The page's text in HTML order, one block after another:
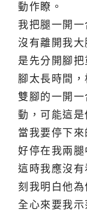
動作瞭。
我把腿一開
沒有離開我
是先分開腳
腳太長時間，
雙腳的一開
動，可能這是
當我要停下
好停在我兩腿
這時我應沒
刻我明白他
全心來要我